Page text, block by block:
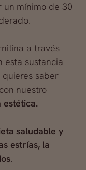
mínimo de 30
a través
esta sustancia
saber
nuestro
estética.
saludable y
estrías, la
.